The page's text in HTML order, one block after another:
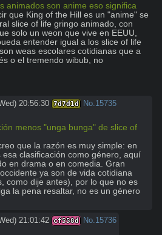
animados son anime eso significa
que King of the Hill es un "anime" se
slice of life gringo animado, con
solo un weon que vive en EEUU,
entender igual a los slice of life
weas escolares cotidianas que a
o el tremendo wibub, no
20:56:30 7d7d1d No. 15735
menos "unga bunga" de slice of
que la razón es muy simple: en
clasificación como género, aquí
en drama o en comedia. Gran
ya son de vida cotidiana
como dije antes), por lo que no es
la pena resaltar, no es un género
21:01:42 cf558d No. 15736